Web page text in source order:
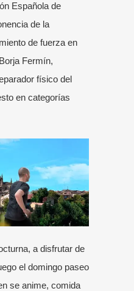
Española de
de la
de fuerza en
Fermín,
físico del
en categorías
a disfrutar de
el domingo paseo
se anime, comida